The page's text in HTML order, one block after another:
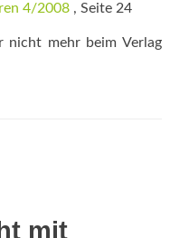
4/2008 , Seite 24
mehr beim Verlag
mit